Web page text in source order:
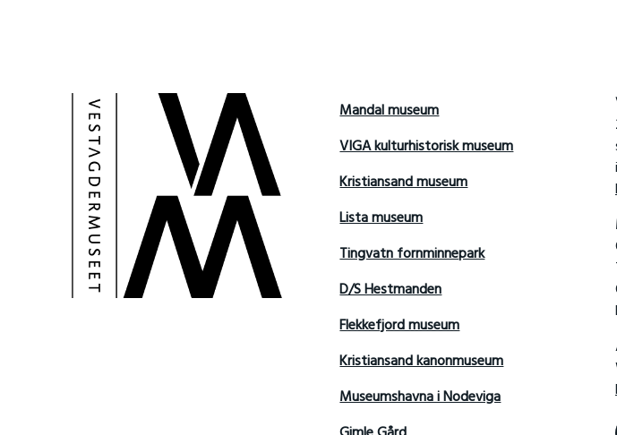
Mandal museum
VIGA kulturhistorisk museum
Kristiansand museum
Lista museum
Tingvatn fornminnepark
D/S Hestmanden
Flekkefjord museum
Kristiansand kanonmuseum
Museumshavna i Nodeviga